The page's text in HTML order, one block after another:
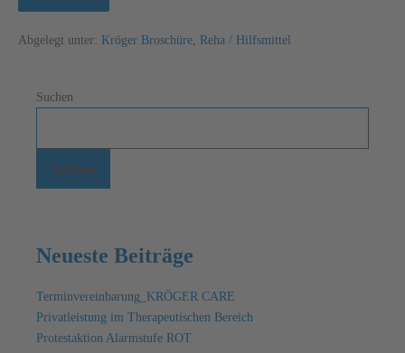
Abgelegt unter: Kröger Broschüre, Reha / Hilfsmittel
Suchen
Suchen
Neueste Beiträge
Terminvereinbarung_KRÖGER CARE
Privatleistung im Therapeutischen Bereich
Protestaktion Alarmstufe ROT